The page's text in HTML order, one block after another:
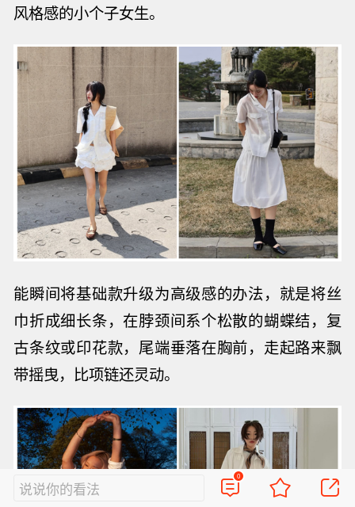
风格感的小个子女生。
能瞬间将基础款升级为高级感的办法，就是将丝
巾折成细长条，在脖颈间系个松散的蝴蝶结，复
古条纹或印花款，尾端垂落在胸前，走起路来飘
带摇曳，比项链还灵动。
说说你的看法
0